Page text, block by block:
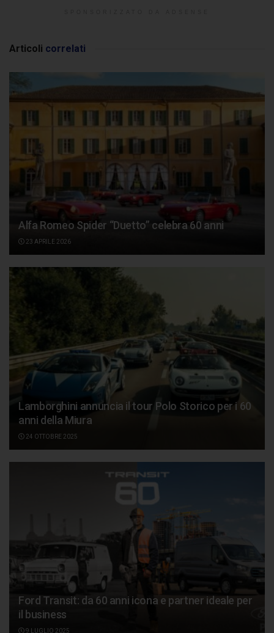
Articoli correlati
Alfa Romeo Spider “Duetto” celebra 60 anni
23 APRILE 2026
Lamborghini annuncia il tour Polo Storico per i 60
anni della Miura
24 OTTOBRE 2025
Ford Transit: da 60 anni icona e partner ideale per
il business
9 LUGLIO 2025